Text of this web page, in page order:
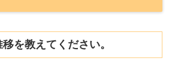
を教えてください。